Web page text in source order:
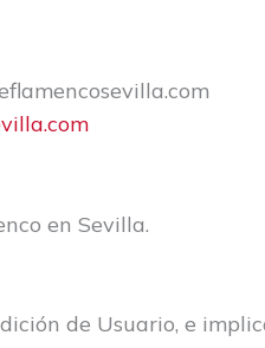
en Sevilla.
de Usuario, e